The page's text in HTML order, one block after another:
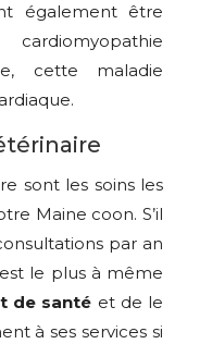
également être
cette maladie
sont les soins les
Maine coon. S’il
par an
le plus à même
de santé et de le
à ses services si